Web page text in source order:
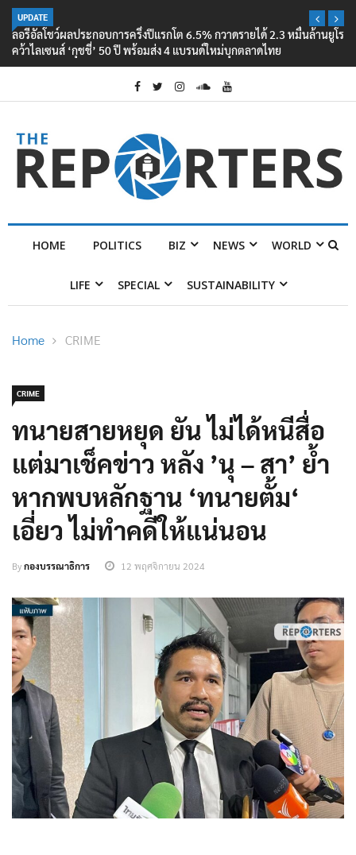
UPDATE
ลอรีอัลโชว์ผลประกอบการครึ่งปีแรกโต 6.5% กวาดรายได้ 2.3 หมื่นล้านยูโร
คว้าไลเซนส์ ‘กุชชี่’ 50 ปี พร้อมส่ง 4 แบรนด์ใหม่บุกตลาดไทย
HOME POLITICS BIZ NEWS WORLD
LIFE SPECIAL SUSTAINABILITY
Home CRIME
CRIME
ทนายสายหยุด ยัน ไม่ได้หนีสื่อ
แต่มาเช็คข่าว หลัง ’นุ – สา’ ย้ำ
หากพบหลักฐาน ‘ทนายตั้ม‘
เอี่ยว ไม่ทำคดีให้แน่นอน
Byกองบรรณาธิการ 12 พฤศจิกายน 2024